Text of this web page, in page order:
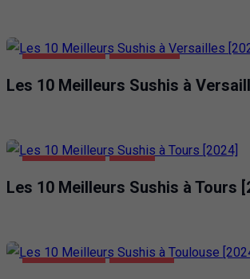
Les 10 Meilleurs Sushis à
Les 10 Meilleurs Sushis à Tours